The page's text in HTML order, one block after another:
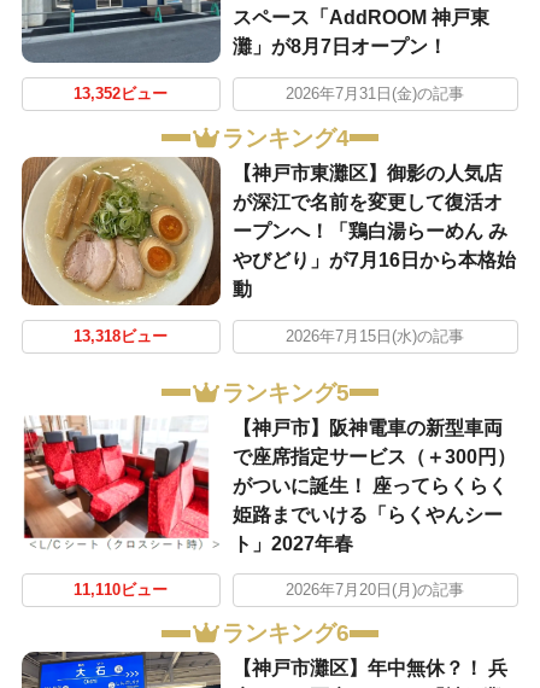
スペース「AddROOM 神戸東
灘」が8月7日オープン！
13,352ビュー 2026年7月31日(金)の記事
ランキング4
【神戸市東灘区】御影の人気店
が深江で名前を変更して復活オ
ープンへ！「鶏白湯らーめん み
やびどり」が7月16日から本格始
動
13,318ビュー 2026年7月15日(水)の記事
ランキング5
【神戸市】阪神電車の新型車両
で座席指定サービス（＋300円）
がついに誕生！ 座ってらくらく
姫路までいける「らくやんシー
ト」2027年春
11,110ビュー 2026年7月20日(月)の記事
ランキング6
【神戸市灘区】年中無休？！ 兵